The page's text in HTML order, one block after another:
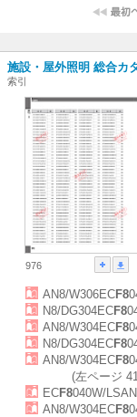
施設・屋外照明 総合カ
索引
976
AN8/W306ECF8
N8/DG304ECF8
AN8/W304ECF8
N8/DG304ECF8
AN8/W304ECF8
(左ページ
ECF8040W/
AN8/W304ECF8